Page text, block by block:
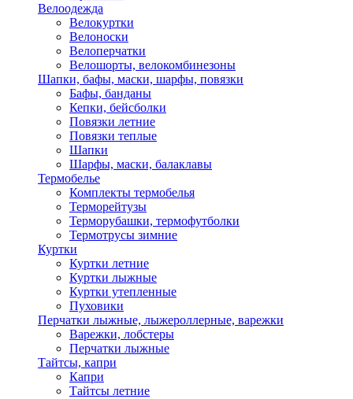
Велоодежда
Велокуртки
Велоноски
Велоперчатки
Велошорты, велокомбинезоны
Шапки, бафы, маски, шарфы, повязки
Бафы, банданы
Кепки, бейсболки
Повязки летние
Повязки теплые
Шапки
Шарфы, маски, балаклавы
Термобелье
Комплекты термобелья
Терморейтузы
Терморубашки, термофутболки
Термотрусы зимние
Куртки
Куртки летние
Куртки лыжные
Куртки утепленные
Пуховики
Перчатки лыжные, лыжероллерные, варежки
Варежки, лобстеры
Перчатки лыжные
Тайтсы, капри
Капри
Тайтсы летние